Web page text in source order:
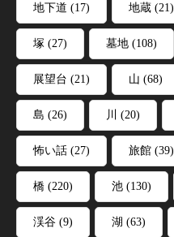
地下道 (17) 地蔵 (21)
塚 (27) 墓地 (108)
展望台 (21) 山 (68)
島 (26) 川 (20)
怖い話 (27) 旅館 (39)
橋 (220) 池 (130)
渓谷 (9) 湖 (63)